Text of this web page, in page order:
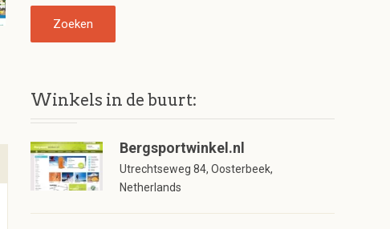
Winkels in de buurt:
Bergsportwinkel.nl
Utrechtseweg 84, Oosterbeek,
Netherlands